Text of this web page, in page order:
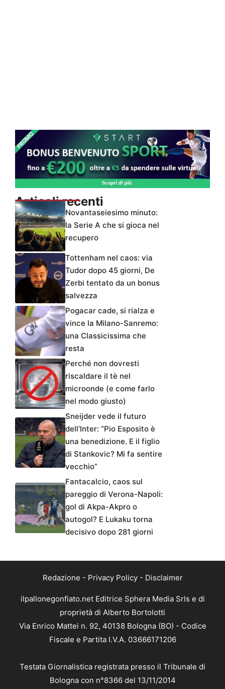
Articoli recenti
Novantaseiesimo minuto:
la Serie A che si gioca nel
recupero
Tottenham nel caos: via
Tudor dopo 45 giorni, De
Zerbi tentato da un bonus
salvezza
Pogacar cade, si rialza e
vince la Milano-Sanremo:
una Classicissima che
resta
Perché non dovresti
riscaldare il tè nel
microonde (e come farlo
nel modo giusto)
Sneijder vede il futuro
dell’Inter: “Pio Esposito è
una benedizione. E il figlio
di Stankovic? Mi fa sentire
vecchio”
Fantacalcio, caos sul
pareggio di Verona-Napoli:
gol di Akpa-Akpro o
autogol? E Lukaku torna
decisivo dopo 281 giorni
Redazione - Privacy Policy- Disclaimer
ilpallonegonfiato.net Editrice Sphera Media Srls e di
proprietà di Alberto Bortolotti
Via Enrico Mattei n. 92, 40138 Bologna (BO) - Codice
Fiscale e Partita I.V.A. 03666171206
Testata Giornalistica registrata presso il Tribunale di
Bologna con n°8366 del 13/11/2014